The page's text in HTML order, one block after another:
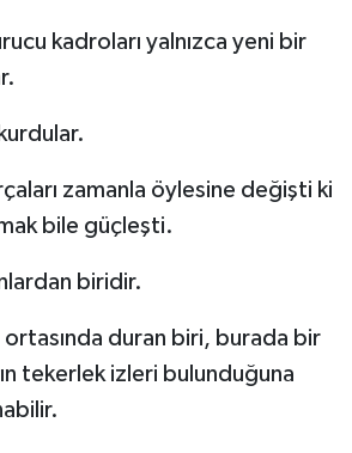
kadroları yalnızca yeni bir
zamanla öylesine değişti ki
bile güçleşti.
biridir.
ortasında duran biri, burada bir
tekerlek izleri bulunduğuna